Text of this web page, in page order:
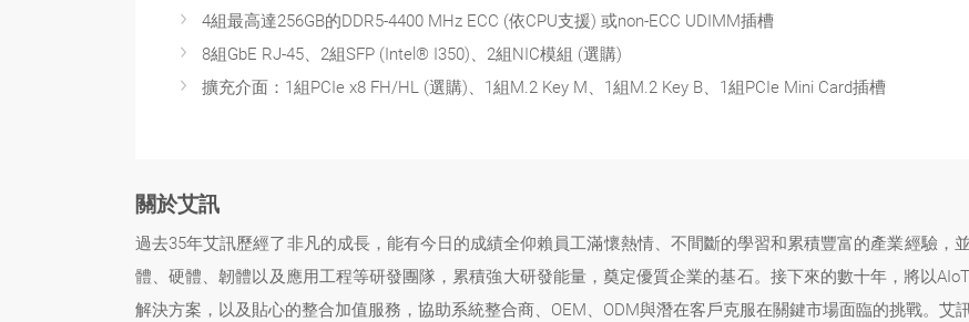
4組最高達256GB的DDR5-4400 MHz ECC (依CPU支援) 或non-ECC UDIMM插槽
8組GbE RJ-45、2組SFP (Intel® I350)、2組NIC模組 (選購)
擴充介面：1組PCIe x8 FH/HL (選購)、1組M.2 Key M、1組M.2 Key B、1組PCIe Mini Card插槽
關於艾訊
過去35年艾訊歷經了非凡的成長，能有今日的成績全仰賴員工滿懷熱情、不間斷的學習和累積豐富的產業經驗，
體、硬體、韌體以及應用工程等研發團隊，累積強大研發能量，奠定優質企業的基石。接下來的數十年，將以
解決方案，以及貼心的整合加值服務，協助系統整合商、OEM、ODM與潛在客戶克服在關鍵市場面臨的挑戰。